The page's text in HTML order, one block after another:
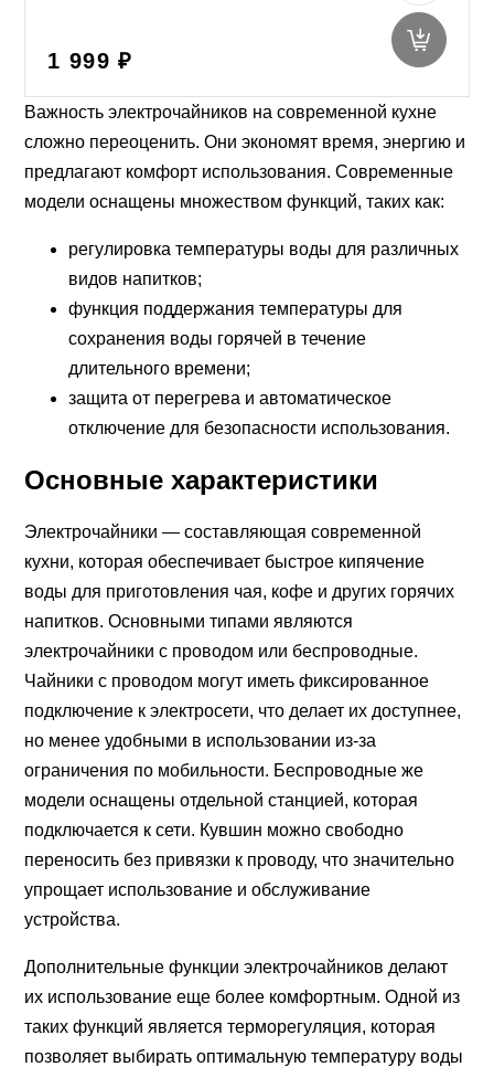
1 999 ₽
Важность электрочайников на современной кухне
сложно переоценить. Они экономят время, энергию и
предлагают комфорт использования. Современные
модели оснащены множеством функций, таких как:
регулировка температуры воды для различных
видов напитков;
функция поддержания температуры для
сохранения воды горячей в течение
длительного времени;
защита от перегрева и автоматическое
отключение для безопасности использования.
Основные характеристики
Электрочайники — составляющая современной
кухни, которая обеспечивает быстрое кипячение
воды для приготовления чая, кофе и других горячих
напитков. Основными типами являются
электрочайники с проводом или беспроводные.
Чайники с проводом могут иметь фиксированное
подключение к электросети, что делает их доступнее,
но менее удобными в использовании из-за
ограничения по мобильности. Беспроводные же
модели оснащены отдельной станцией, которая
подключается к сети. Кувшин можно свободно
переносить без привязки к проводу, что значительно
упрощает использование и обслуживание
устройства.
Дополнительные функции электрочайников делают
их использование еще более комфортным. Одной из
таких функций является терморегуляция, которая
позволяет выбирать оптимальную температуру воды